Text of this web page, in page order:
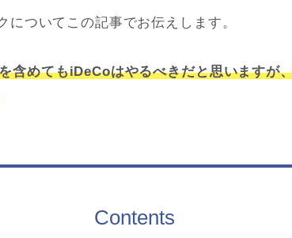
についてこの記事でお伝えします。
含めてもiDeCoはやるべきだと思いますが
Contents